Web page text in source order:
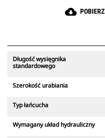
cloud_download POBIERZ
Długość wysięgnika
standardowego
Szerokość urabiania
Typ łańcucha
Wymagany układ hydrauliczny